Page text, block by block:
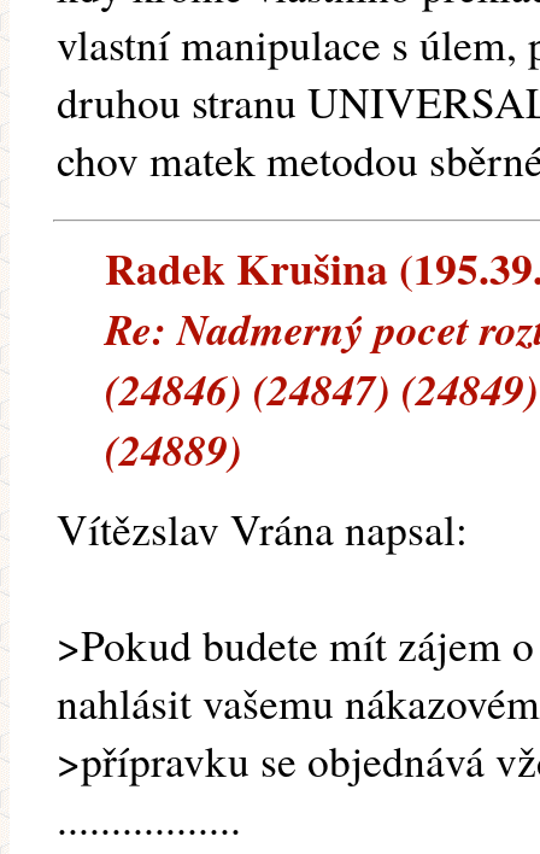
vlastní manipulace s úlem,
druhou stranu
chov matek metodou
Radek Krušina
Re: Nadmerný pocet
(24846) (24847)
(24889)
Vítězslav Vrána napsal:
>Pokud budete mít zájem
nahlásit vašemu
>přípravku se objednává
.................